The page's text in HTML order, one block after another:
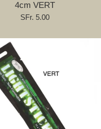
4cm VERT
Prix
SFr. 5.00